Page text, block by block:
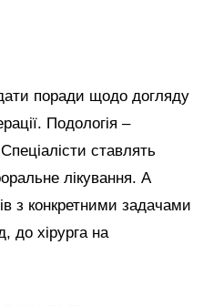
поради щодо догляду
Подологія –
ставлять
лікування. А
з конкретними задачами
до хірурга на